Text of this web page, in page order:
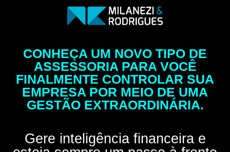
CONHEÇA UM NOVO TIPO DE
ASSESSORIA PARA VOCÊ
FINALMENTE CONTROLAR SUA
EMPRESA POR MEIO DE UMA
GESTÃO EXTRAORDINÁRIA.
Gere inteligência financeira e